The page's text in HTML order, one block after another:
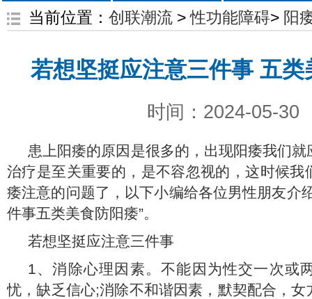
当前位置： 创联潮流>性功能障碍> 阳
若想坚挺应注意三件事 五类
时间：2024-05-30
患上阳痿的原因是很多的，出现阳痿我们
治疗是至关重要的，是不容忽视的，这时候我
痿注意的问题了，以下小编给各位男性朋友介
件事五类美食防阳痿”。
若想坚挺应注意三件事
1、消除心理因素。不能因为性交一次或
忧，缺乏信心;消除不和谐因素，默契配合，女